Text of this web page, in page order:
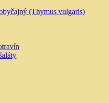
(Thymus vulgaris)